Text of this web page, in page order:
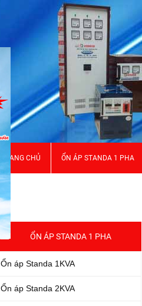
TRANG CHỦ ỔN ÁP STANDA 1 PHA
ỔN ÁP STANDA 1 PHA
Ổn áp Standa 1KVA
Ổn áp Standa 2KVA